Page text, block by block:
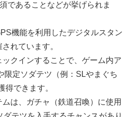
であることなどが挙げられま
機能を利用したデジタルスタン
れています。
クインすることで、ゲーム内ア
限定ソダテツ（例：SLやまぐち
得できます。
は、ガチャ（鉄道召喚）に使用